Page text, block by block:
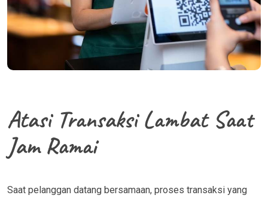
Atasi Transaksi Lambat Saat
Jam Ramai
Saat pelanggan datang bersamaan, proses transaksi yang